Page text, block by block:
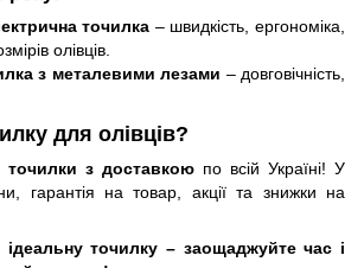
точилка – швидкість, ергономіка,
олівців.
з металевими лезами – довговічність,
для олівців?
точилки з доставкою по всій Україні! У
гарантія на товар, акції та знижки на
точилку – заощаджуйте час і